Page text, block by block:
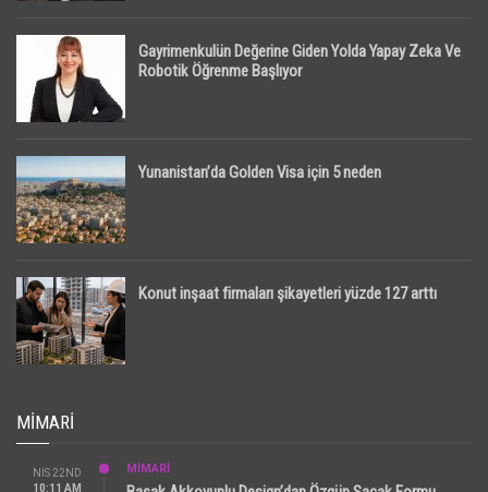
Gayrimenkulün Değerine Giden Yolda Yapay Zeka Ve
Robotik Öğrenme Başlıyor
Yunanistan’da Golden Visa için 5 neden
Konut inşaat firmaları şikayetleri yüzde 127 arttı
MIMARI
NIS 22ND
10:11 AM
MİMARİ